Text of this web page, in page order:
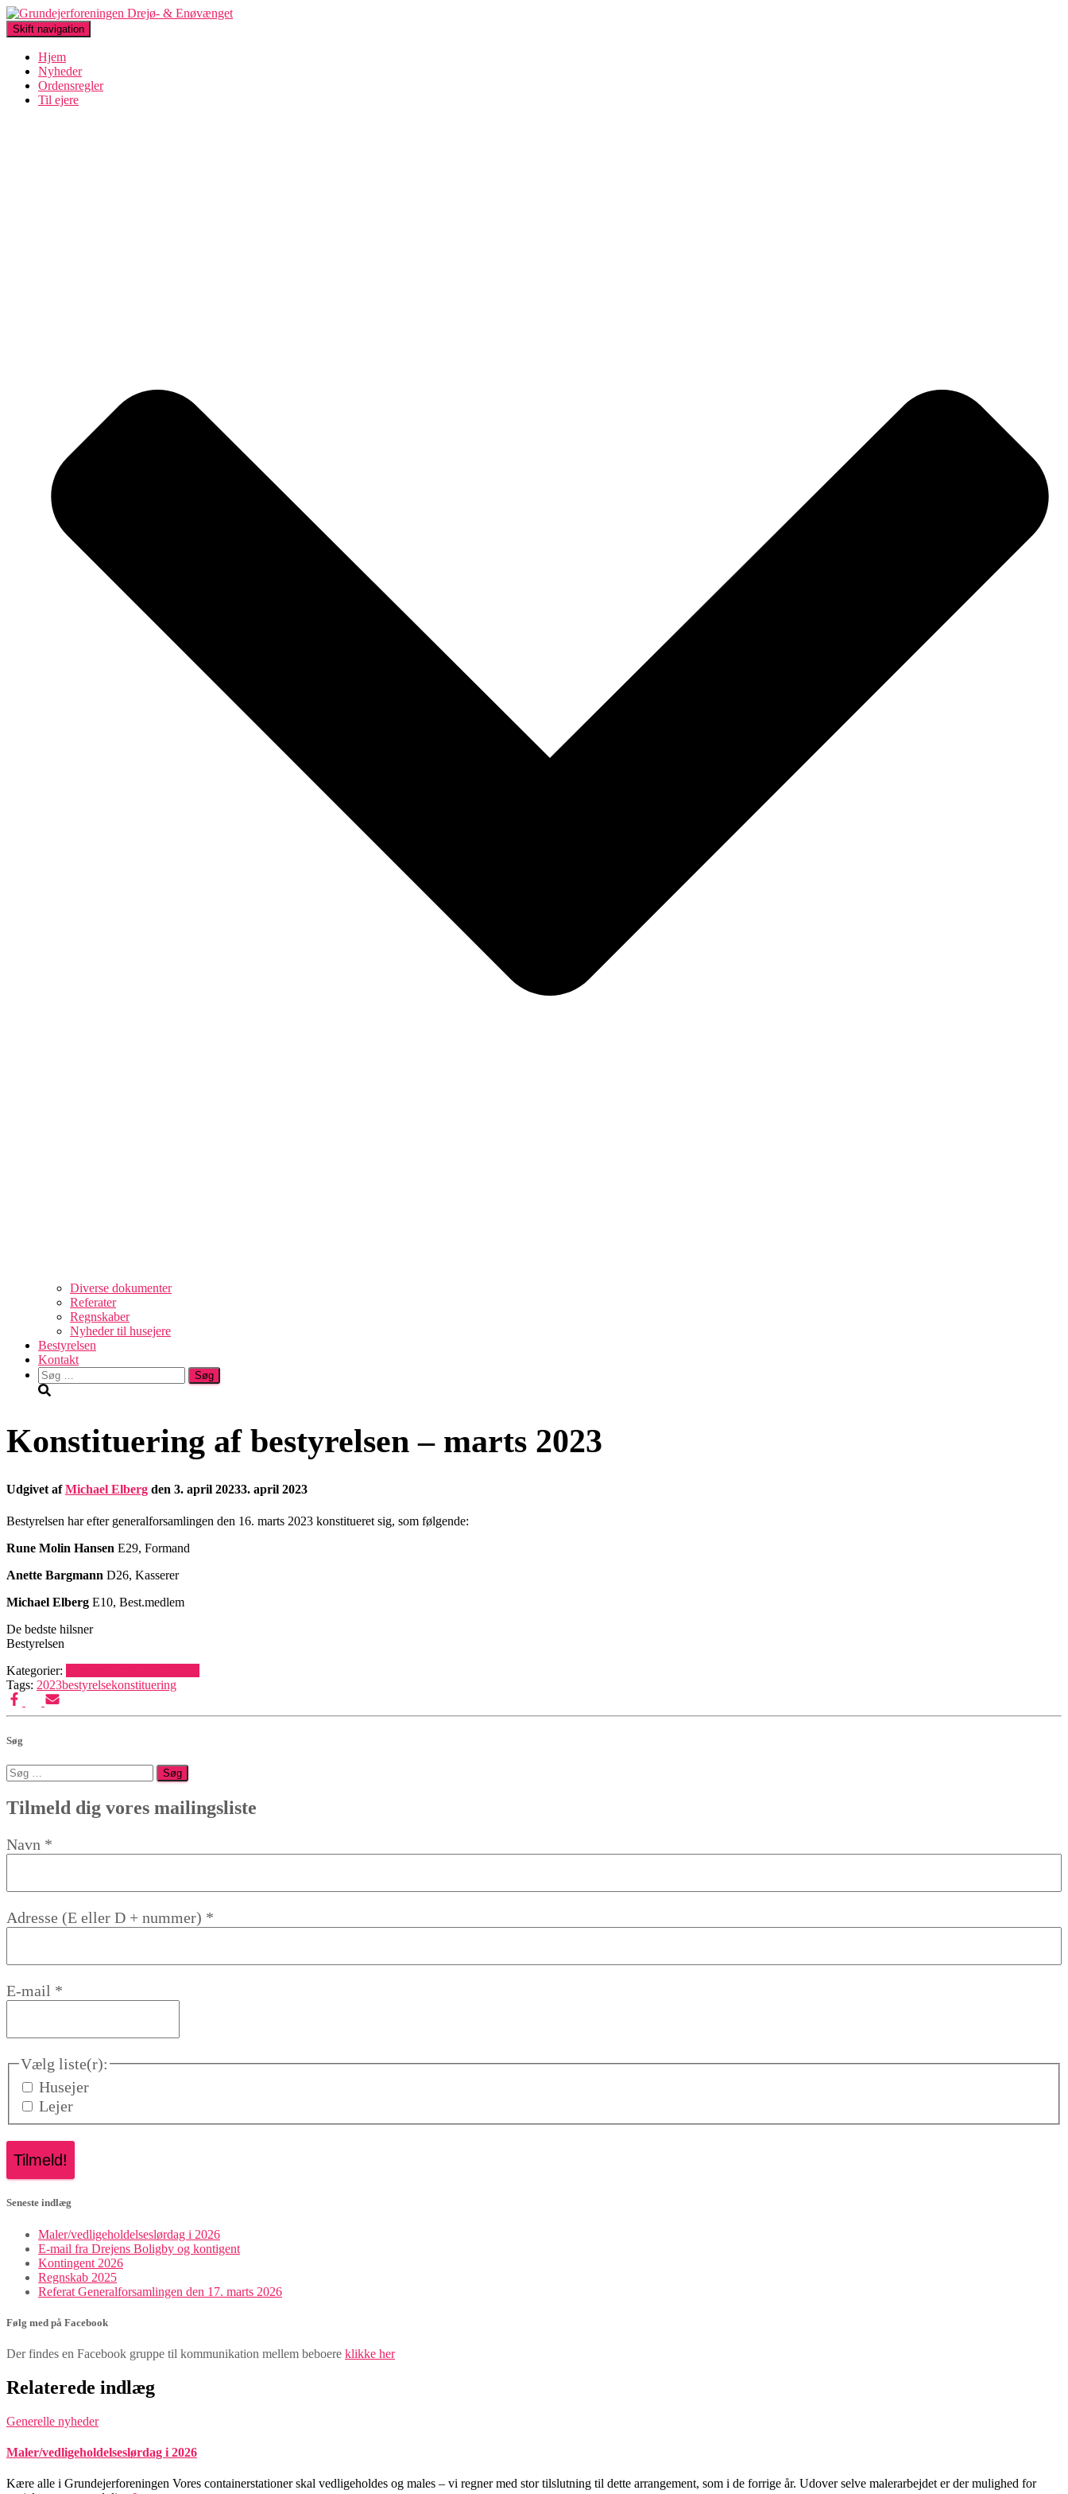
Skift navigation
Hjem
Nyheder
Ordensregler
Til ejere
Diverse dokumenter
Referater
Regnskaber
Nyheder til husejere
Bestyrelsen
Kontakt
Søg
efter:
Konstituering af bestyrelsen – marts 2023
Udgivet afMichael Elberg den 3. april 20233. april 2023
Bestyrelsen har efter generalforsamlingen den 16. marts 2023 konstitueret sig, som følgende:
Rune Molin Hansen E29, Formand
Anette Bargmann D26, Kasserer
Michael Elberg E10, Best.medlem
De bedste hilsner
Bestyrelsen
Kategorier:
Tags: 2023bestyrelsekonstituering
Søg
Søg
efter:
Tilmeld dig vores mailingsliste
Navn *
Adresse (E eller D + nummer) *
E-mail *
Vælg liste(r):
Husejer
Lejer
Seneste indlæg
Maler/vedligeholdelseslørdag i 2026
E-mail fra Drejens Boligby og kontigent
Kontingent 2026
Regnskab 2025
Referat Generalforsamlingen den 17. marts 2026
Følg med på Facebook
Der findes en Facebook gruppe til kommunikation mellem beboere klikke her
Relaterede indlæg
Generelle nyheder
Maler/vedligeholdelseslørdag i 2026
Kære alle i Grundejerforeningen Vores containerstationer skal vedligeholdes og males – vi regner med stor tilslutning til dette arrangement, som i de forrige år. Udover selve malerarbejdet er der mulighed for